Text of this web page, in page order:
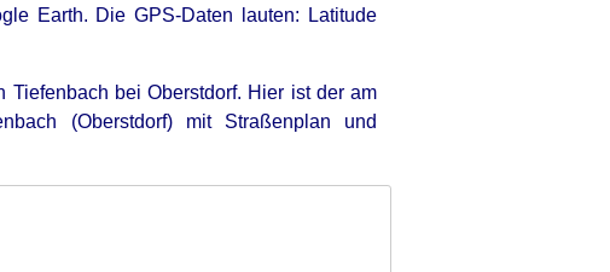
Earth. Die GPS-Daten lauten: Latitude
bei Oberstdorf. Hier ist der am
(Oberstdorf) mit Straßenplan und